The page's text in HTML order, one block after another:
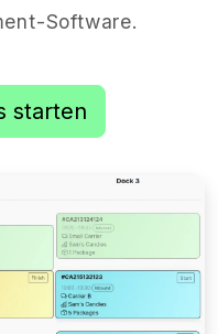
Software.
starten